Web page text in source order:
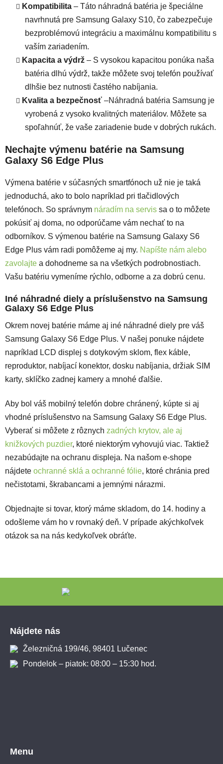
Kompatibilita – Táto náhradná batéria je špeciálne
navrhnutá pre Samsung Galaxy S10, čo zabezpečuje
bezproblémovú integráciu a maximálnu kompatibilitu s
vaším zariadením.
Kapacita a výdrž – S vysokou kapacitou ponúka naša
batéria dlhú výdrž, takže môžete svoj telefón používať
dlhšie bez nutnosti častého nabíjania.
Kvalita a bezpečnosť –Náhradná batéria Samsung je
vyrobená z vysoko kvalitných materiálov. Môžete sa
spoľahnúť, že vaše zariadenie bude v dobrých rukách.
Nechajte výmenu batérie na Samsung
Galaxy S6 Edge Plus
Výmena batérie v súčasných smartfónoch už nie je taká
jednoduchá, ako to bolo napríklad pri tlačidlových
telefónoch. So správnym náradím na servis sa o to môžete
pokúsiť aj doma, no odporúčame vám nechať to na
odborníkov. S výmenou batérie na Samsung Galaxy S6
Edge Plus vám radi pomôžeme aj my. Napíšte nám alebo
zavolajte a dohodneme sa na všetkých podrobnostiach.
Vašu batériu vymeníme rýchlo, odborne a za dobrú cenu.
Iné náhradné diely a príslušenstvo na Samsung
Galaxy S6 Edge Plus
Okrem novej batérie máme aj iné náhradné diely pre váš
Samsung Galaxy S6 Edge Plus. V našej ponuke nájdete
napríklad LCD displej s dotykovým sklom, flex káble,
reproduktor, nabíjací konektor, dosku nabíjania, držiak SIM
karty, sklíčko zadnej kamery a mnohé ďalšie.
Aby bol váš mobilný telefón dobre chránený, kúpte si aj
vhodné príslušenstvo na Samsung Galaxy S6 Edge Plus.
Vyberať si môžete z rôznych zadných krytov, ale aj
knižkových puzdier, ktoré niektorým vyhovujú viac. Taktiež
nezabúdajte na ochranu displeja. Na našom e-shope
nájdete ochranné sklá a ochranné fólie, ktoré chránia pred
nečistotami, škrabancami a jemnými nárazmi.
Objednajte si tovar, ktorý máme skladom, do 14. hodiny a
odošleme vám ho v rovnaký deň. V prípade akýchkoľvek
otázok sa na nás kedykoľvek obráťte.
Nájdete nás
Železničná 199/46, 98401 Lučenec
Pondelok – piatok: 08:00 – 15:30 hod.
Menu